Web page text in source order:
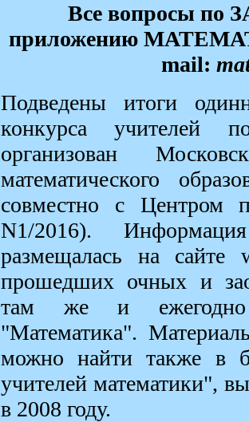
Все вопросы по
приложению
mail:
Подведены итоги
конкурса учителей
организован
математического
совместно с Центром
N1/2016).
размещалась на сайте
прошедших очных и
там же и ежегодно
"Математика".
можно найти также в
учителей математики",
в 2008 году.